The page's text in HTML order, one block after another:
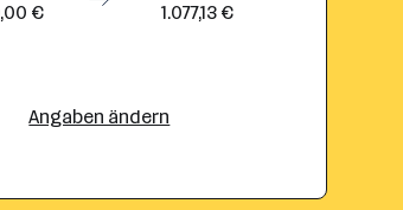
€
1.077,13 €
Angaben ändern